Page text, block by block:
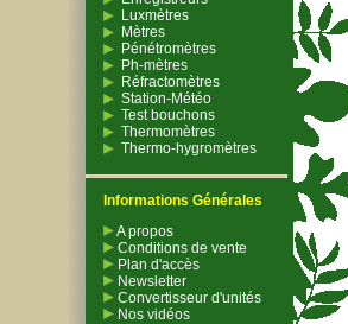
Luxmètres
Mètres
Pénétromètres
Ph-mètres
Réfractomètres
Station-Météo
Test bouchons
Thermomètres
Thermo-hygromètres
Informations Générales
A propos
Conditions de vente
Plan d'accès
Newsletter
Convertisseur d'unités
Nos vidéos